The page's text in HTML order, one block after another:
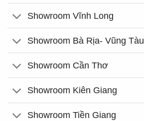
Showroom Vĩnh Long
Showroom Bà Rịa- Vũng Tàu
Showroom Cần Thơ
Showroom Kiên Giang
Showroom Tiền Giang